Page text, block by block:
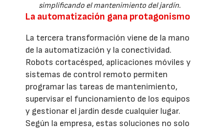
simplificando el mantenimiento del jardín.
La automatización gana protagonismo
La tercera transformación viene de la mano
de la automatización y la conectividad.
Robots cortacésped, aplicaciones móviles y
sistemas de control remoto permiten
programar las tareas de mantenimiento,
supervisar el funcionamiento de los equipos
y gestionar el jardín desde cualquier lugar.
Según la empresa, estas soluciones no solo